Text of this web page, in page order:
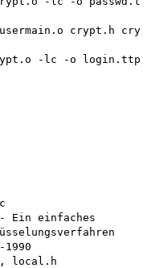
crypt.h
-lc -o login.ttp
Ein einfaches
local.h